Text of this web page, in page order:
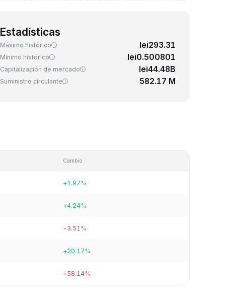
Estadísticas
Máximo histórico lei293.31
Mínimo histórico lei0.500801
Capitalización de mercado lei44.48B
Suministro circulante 582.17 M
Cambio
+1.97%
+4.24%
-3.51%
+20.17%
-58.14%